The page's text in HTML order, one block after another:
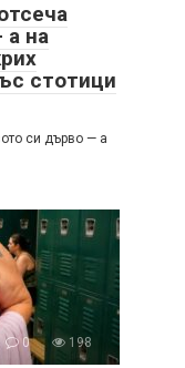
на
стотици
си дърво — а
0 198